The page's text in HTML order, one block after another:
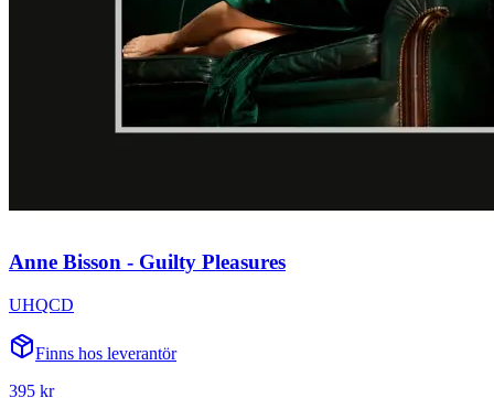
Anne Bisson - Guilty Pleasures
UHQCD
Finns hos leverantör
395 kr